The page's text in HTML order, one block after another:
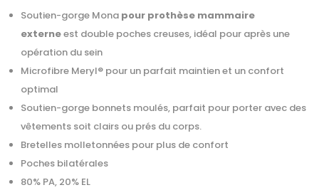
Soutien-gorge Mona pour prothèse mammaire
externeest double poches creuses, idéal pour après une
opération du sein
Microfibre Meryl® pour un parfait maintien et un confort
optimal
Soutien-gorge bonnets moulés, parfait pour porter avec des
vêtements soit clairs ou prés du corps.
Bretelles molletonnées pour plus de confort
Poches bilatérales
80% PA, 20% EL